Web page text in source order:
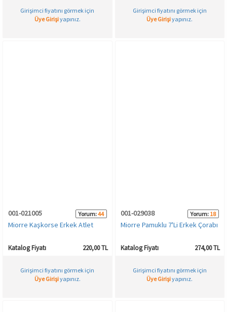
Girişimci fiyatını görmek için
Üye Girişiyapınız.
Girişimci fiyatını görmek için
Üye Girişiyapınız.
001-021005 Yorum:44
Miorre Kaşkorse Erkek Atlet
Katalog Fiyatı 220,00 TL
Girişimci fiyatını görmek için
Üye Girişiyapınız.
001-029038 Yorum: 18
Miorre Pamuklu 7'Li Erkek Çorabı
Katalog Fiyatı 274,00 TL
Girişimci fiyatını görmek için
Üye Girişiyapınız.